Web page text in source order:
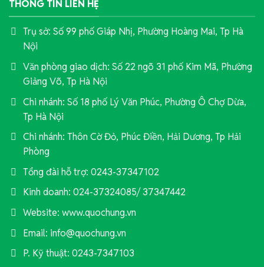
THÔNG TIN LIÊN HỆ
Trụ sở: Số 99 phố Giáp Nhị, Phường Hoàng Mai, Tp Hà
Nội
Văn phòng giao dịch: Số 22 ngõ 31 phố Kim Mã, Phường
Giảng Võ, Tp Hà Nội
Chi nhánh: Số 18 phố Lý Văn Phúc, Phường Ô Chợ Dừa,
Tp Hà Nội
Chi nhánh: Thôn Cờ Đỏ, Phúc Điền, Hải Dương, Tp Hải
Phòng
Tổng đài hỗ trợ: 0243-37347102
Kinh doanh: 024-37324085/ 37347442
Website: www.quochung.vn
Email: info@quochung.vn
P. Kỹ thuật: 0243-7347103